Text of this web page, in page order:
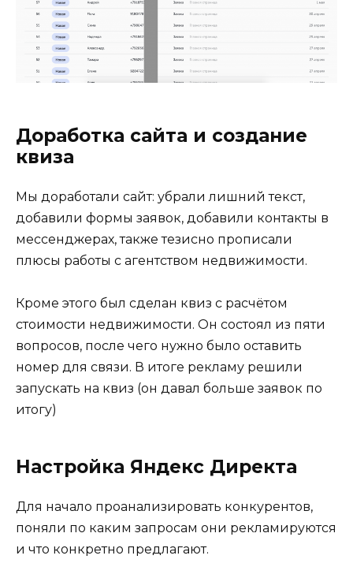
Доработка сайта и создание
квиза
Мы доработали сайт: убрали лишний текст,
добавили формы заявок, добавили контакты в
мессенджерах, также тезисно прописали
плюсы работы с агентством недвижимости.
Кроме этого был сделан квиз с расчётом
стоимости недвижимости. Он состоял из пяти
вопросов, после чего нужно было оставить
номер для связи. В итоге рекламу решили
запускать на квиз (он давал больше заявок по
итогу)
Настройка Яндекс Директа
Для начало проанализировать конкурентов,
поняли по каким запросам они рекламируются
и что конкретно предлагают.